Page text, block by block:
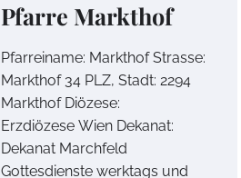
Pfarre Markthof
Pfarreiname: Markthof Strasse:
Markthof 34 PLZ, Stadt: 2294
Markthof Diözese:
Erzdiözese Wien Dekanat:
Dekanat Marchfeld
Gottesdienste werktags und